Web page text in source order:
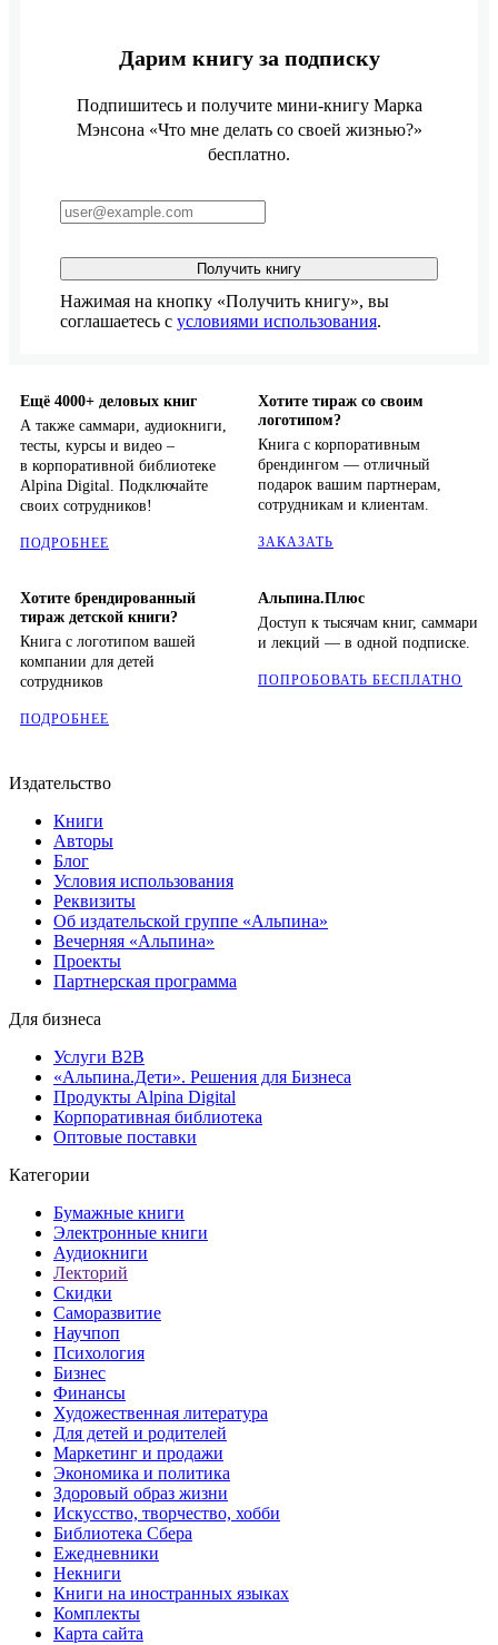
Дарим книгу за подписку
Подпишитесь и получите мини-книгу Марка
Мэнсона «Что мне делать со своей жизнью?»
бесплатно.
Получить книгу
Нажимая на кнопку «Получить книгу», вы
соглашаетесь с условиями использования.
Ещё 4000+ деловых книг
А также саммари, аудиокниги,
тесты, курсы и видео –
в корпоративной библиотеке
Alpina Digital. Подключайте
своих сотрудников!
ПОДРОБНЕЕ
Хотите тираж со своим
логотипом?
Книга с корпоративным
брендингом — отличный
подарок вашим партнерам,
сотрудникам и клиентам.
ЗАКАЗАТЬ
Хотите брендированный
тираж детской книги?
Книга с логотипом вашей
компании для детей
сотрудников
ПОДРОБНЕЕ
Альпина.Плюс
Доступ к тысячам книг, саммари
и лекций — в одной подписке.
ПОПРОБОВАТЬ БЕСПЛАТНО
Издательство
Книги
Авторы
Блог
Условия использования
Реквизиты
Об издательской группе «Альпина»
Вечерняя «Альпина»
Проекты
Партнерская программа
Для бизнеса
Услуги B2B
«Альпина.Дети». Решения для Бизнеса
Продукты Alpina Digital
Корпоративная библиотека
Оптовые поставки
Категории
Бумажные книги
Электронные книги
Аудиокниги
Лекторий
Скидки
Саморазвитие
Научпоп
Психология
Бизнес
Финансы
Художественная литература
Для детей и родителей
Маркетинг и продажи
Экономика и политика
Здоровый образ жизни
Искусство, творчество, хобби
Библиотека Сбера
Ежедневники
Некниги
Книги на иностранных языках
Комплекты
Карта сайта